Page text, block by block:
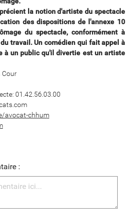
la notion d'artiste du spectacle
des dispositions de l'annexe 10
du spectacle, conformément à
travail. Un comédien qui fait appel à
à un public qu'il divertie est un artiste
Cour
01.42.56.03.00
avocat-chhum
: